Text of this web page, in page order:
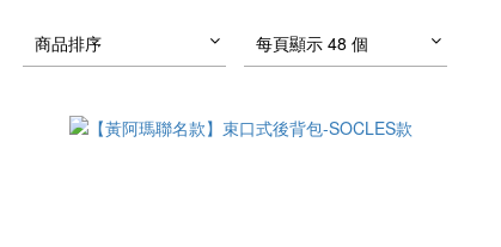
商品排序 每頁顯示 48 個